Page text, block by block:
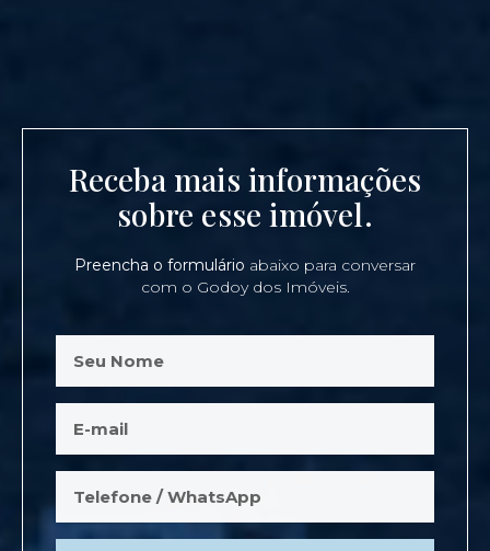
Receba mais informações
sobre esse imóvel.
Preencha o formulário abaixo para conversar
com o Godoy dos Imóveis.